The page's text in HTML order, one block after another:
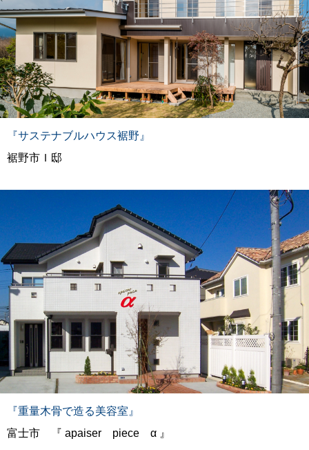
『サステナブルハウス裾野』
裾野市Ｉ邸
『重量木骨で造る美容室』
富士市 『 apaiser piece α 』